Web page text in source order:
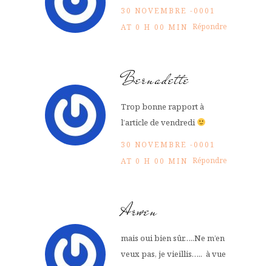
30 NOVEMBRE -0001
AT 0 H 00 MIN Répondre
Bernadette
Trop bonne rapport à
l’article de vendredi
30 NOVEMBRE -0001
AT 0 H 00 MIN Répondre
Arwen
mais oui bien sûr…..Ne m’en
veux pas, je vieillis….. à vue